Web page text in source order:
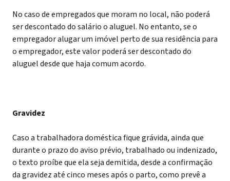
No caso de empregados que moram no local, não poderá
ser descontado do salário o aluguel. No entanto, se o
empregador alugar um imóvel perto de sua residência para
o empregador, este valor poderá ser descontado do
aluguel desde que haja comum acordo.
Gravidez
Caso a trabalhadora doméstica fique grávida, ainda que
durante o prazo do aviso prévio, trabalhado ou indenizado,
o texto proíbe que ela seja demitida, desde a confirmação
da gravidez até cinco meses após o parto, como prevê a